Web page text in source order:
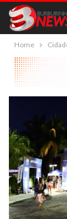
Home